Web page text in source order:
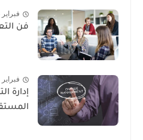
فبراير 28, 2026
فن
فبراير 23, 2026
إدارة